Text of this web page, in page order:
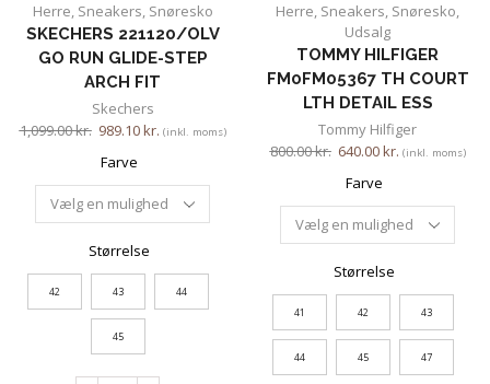
Herre, Sneakers, Snøresko
SKECHERS 221120/OLV
GO RUN GLIDE-STEP
ARCH FIT
Skechers
1,099.00kr. 989.10kr. (inkl. moms)
Farve
Størrelse
42 43 44
45
Herre, Sneakers, Snøresko,
Udsalg
TOMMY HILFIGER
FM0FM05367 TH COURT
LTH DETAIL ESS
Tommy Hilfiger
800.00kr. 640.00kr. (inkl. moms)
Farve
Størrelse
41 42 43
44 45 47